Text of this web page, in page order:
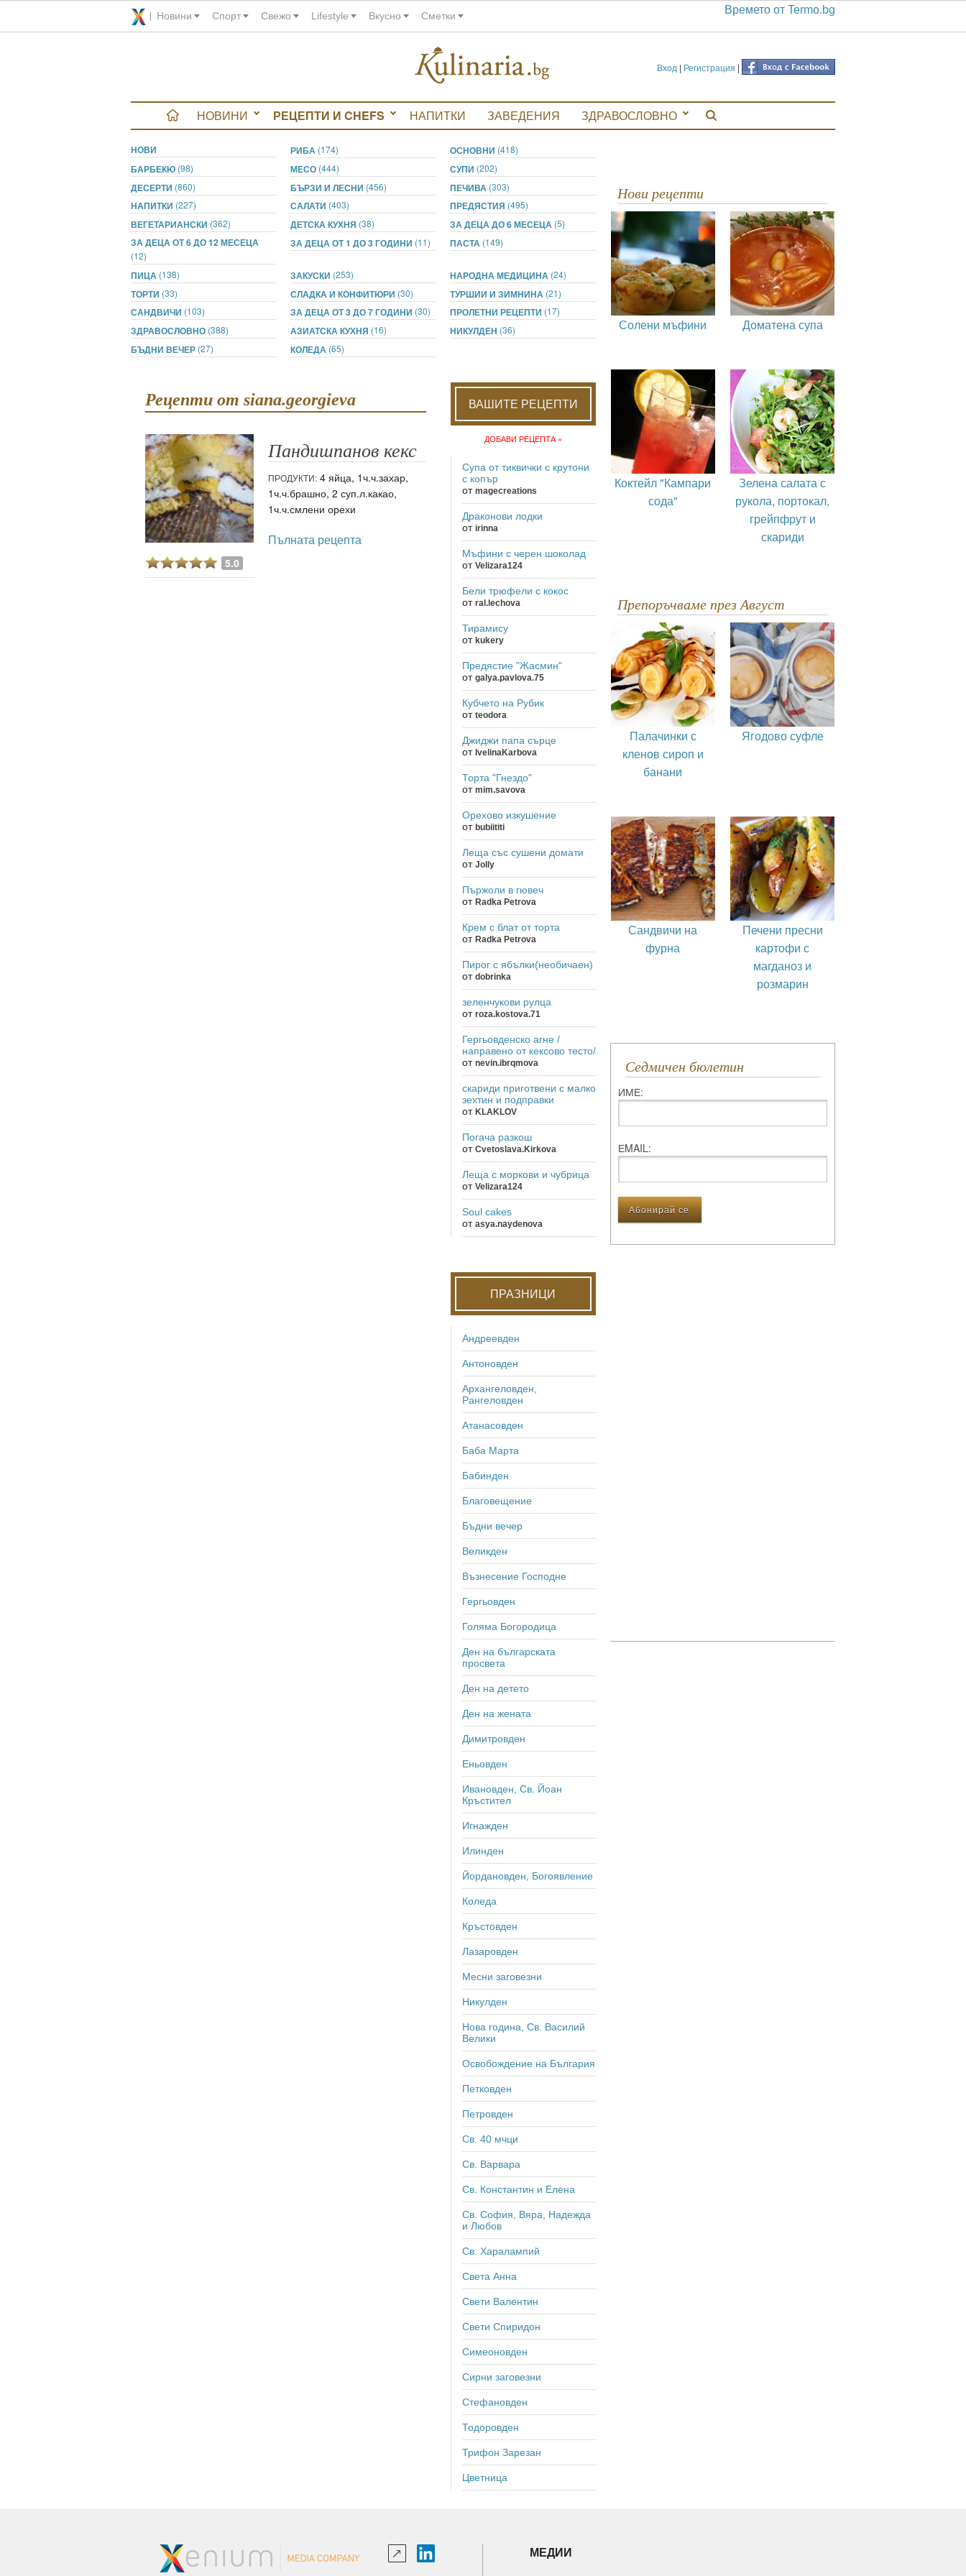
Новини Спорт Свежо Lifestyle Вкусно Сметки Времето от Termo.bg
Вход | Регистрация |
НОВИНИ РЕЦЕПТИ И CHEFS НАПИТКИ ЗАВЕДЕНИЯ ЗДРАВОСЛОВНО
НОВИ РИБА (174) ОСНОВНИ (418)
БАРБЕКЮ (98) МЕСО (444) СУПИ (202)
ДЕСЕРТИ (860) БЪРЗИ И ЛЕСНИ (456) ПЕЧИВА (303)
НАПИТКИ (227) САЛАТИ (403) ПРЕДЯСТИЯ (495)
ВЕГЕТАРИАНСКИ (362) ДЕТСКА КУХНЯ (38) ЗА ДЕЦА ДО 6 МЕСЕЦА (5)
ЗА ДЕЦА ОТ 6 ДО 12 МЕСЕЦА
(12)
ЗА ДЕЦА ОТ 1 ДО 3 ГОДИНИ (11) ПАСТА (149)
ПИЦА (138) ЗАКУСКИ (253) НАРОДНА МЕДИЦИНА (24)
ТОРТИ (33) СЛАДКА И КОНФИТЮРИ (30) ТУРШИИ И ЗИМНИНА (21)
САНДВИЧИ (103) ЗА ДЕЦА ОТ 3 ДО 7 ГОДИНИ (30) ПРОЛЕТНИ РЕЦЕПТИ (17)
ЗДРАВОСЛОВНО (388) АЗИАТСКА КУХНЯ (16) НИКУЛДЕН (36)
БЪДНИ ВЕЧЕР (27) КОЛЕДА (65)
ВАШИТЕ РЕЦЕПТИ
ДОБАВИ РЕЦЕПТА »
Супа от тиквички с крутони
с копър
от magecreations
Драконови лодки
от irinna
Мъфини с черен шоколад
от Velizara124
Бели трюфели с кокос
от ral.lechova
Тирамису
от kukery
Предястие "Жасмин"
от galya.pavlova.75
Кубчето на Рубик
от teodora
Джиджи папа сърце
от IvelinaKarbova
Торта "Гнездо"
от mim.savova
Орехово изкушение
от bubiititi
Леща със сушени домати
от Jolly
Пържоли в гювеч
от Radka Petrova
Крем с блат от торта
от Radka Petrova
Пирог с ябълки(необичаен)
от dobrinka
зеленчукови рулца
от roza.kostova.71
Гергьовденско агне /
направено от кексово тесто/
от nevin.ibrqmova
скариди приготвени с малко
зехтин и подправки
от KLAKLOV
Погача разкош
от Cvetoslava.Kirkova
Леща с моркови и чубрица
от Velizara124
Soul cakes
от asya.naydenova
ПРАЗНИЦИ
Андреевден
Антоновден
Архангеловден,
Рангеловден
Атанасовден
Баба Марта
Бабинден
Благовещение
Бъдни вечер
Великден
Възнесение Господне
Гергьовден
Голяма Богородица
Ден на българската
просвета
Ден на детето
Ден на жената
Димитровден
Еньовден
Ивановден, Св. Йоан
Кръстител
Игнажден
Илинден
Йордановден, Богоявление
Коледа
Кръстовден
Лазаровден
Месни заговезни
Никулден
Нова година, Св. Василий
Велики
Освобождение на България
Петковден
Петровден
Св. 40 мчци
Св. Варвара
Св. Константин и Елена
Св. София, Вяра, Надежда
и Любов
Св. Харалампий
Света Анна
Свети Валентин
Свети Спиридон
Симеоновден
Сирни заговезни
Стефановден
Тодоровден
Трифон Зарезан
Цветница
Рецепти от siana.georgieva
5.0
Пандишпанов кекс
ПРОДУКТИ: 4 яйца, 1ч.ч.захар,
1ч.ч.брашно, 2 суп.л.какао,
1ч.ч.смлени орехи
Пълната рецепта
Нови рецепти
Солени мъфини Доматена супа
Коктейл "Кампари
сода"
Зелена салата с
рукола, портокал,
грейпфрут и
скариди
Препоръчваме през Август
Палачинки с
кленов сироп и
банани
Ягодово суфле
Сандвичи на
фурна
Печени пресни
картофи с
магданоз и
розмарин
Седмичен бюлетин
ИМЕ:
ЕMAIL:
МЕДИИ